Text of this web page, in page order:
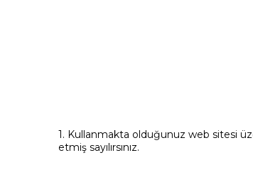
1. Kullanmakta olduğunuz web sitesi
etmiş sayılırsınız.